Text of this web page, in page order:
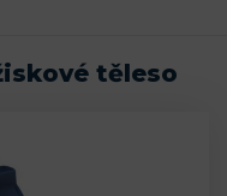
těleso